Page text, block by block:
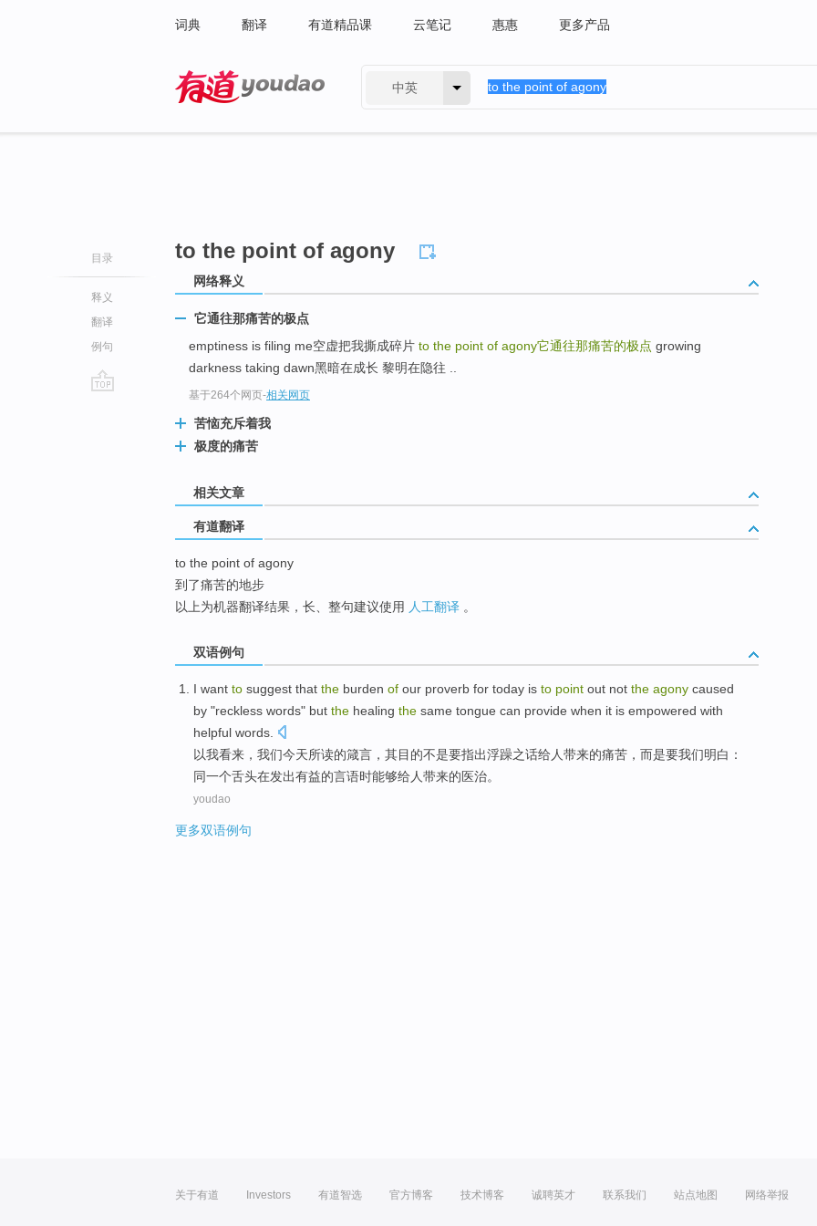
词典 翻译 有道精品课 云笔记 惠惠 更多产品
中英
目录
释义
翻译
例句
to the point of agony
网络释义
它通往那痛苦的极点
emptiness is filing me空虚把我撕成碎片 to the point of agony它通往那痛苦的极点 growing
darkness taking dawn黑暗在成长 黎明在隐往 ..
基于264个网页-相关网页
苦恼充斥着我
极度的痛苦
相关文章
有道翻译
to the point of agony
到了痛苦的地步
以上为机器翻译结果，长、整句建议使用 人工翻译 。
双语例句
I want to suggest that the burden of our proverb for today is to point out not the agony caused
by "reckless words" but the healing the same tongue can provide when it is empowered with
helpful words
以我看来 ， 我们今天所读的箴言 ，其目的不是要指出浮躁之话给人带来的痛苦 ， 而是要我们明白：
同一个舌头在发出有益的言语时能够给人带来的医治。
youdao
更多双语例句
关于有道 Investors 有道智选 官方博客 技术博客 诚聘英才 联系我们 站点地图 网络举报